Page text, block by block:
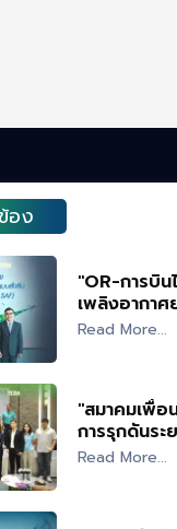
อง
"OR-การบิน
เพลิงอากา
"Net Zero"
Read More...
"สมาคมเพื่อ
การรุกดันร
Read More...